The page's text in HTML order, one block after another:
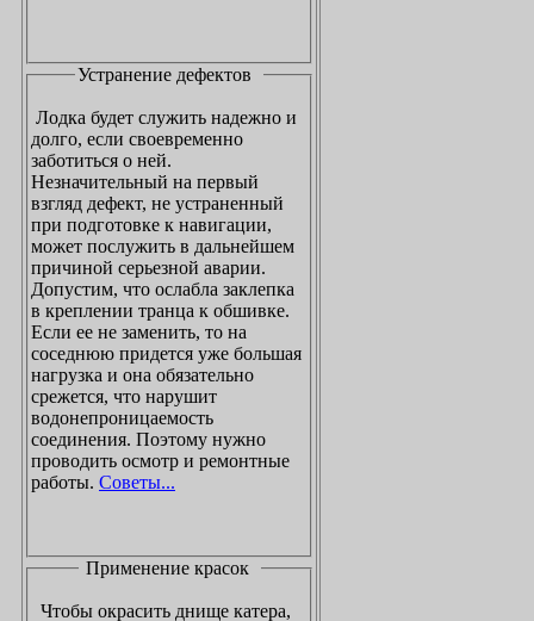
Устранение дефектов
Лодка будет служить надежно и
долго, если своевременно
заботиться о ней.
Незначительный на первый
взгляд дефект, не устраненный
при подготовке к навигации,
может послужить в дальнейшем
причиной серьезной аварии.
Допустим, что ослабла заклепка
в креплении транца к обшивке.
Если ее не заменить, то на
соседнюю придется уже большая
нагрузка и она обязательно
срежется, что нарушит
водонепроницаемость
соединения. Поэтому нужно
проводить осмотр и ремонтные
работы. Советы...
Применение красок